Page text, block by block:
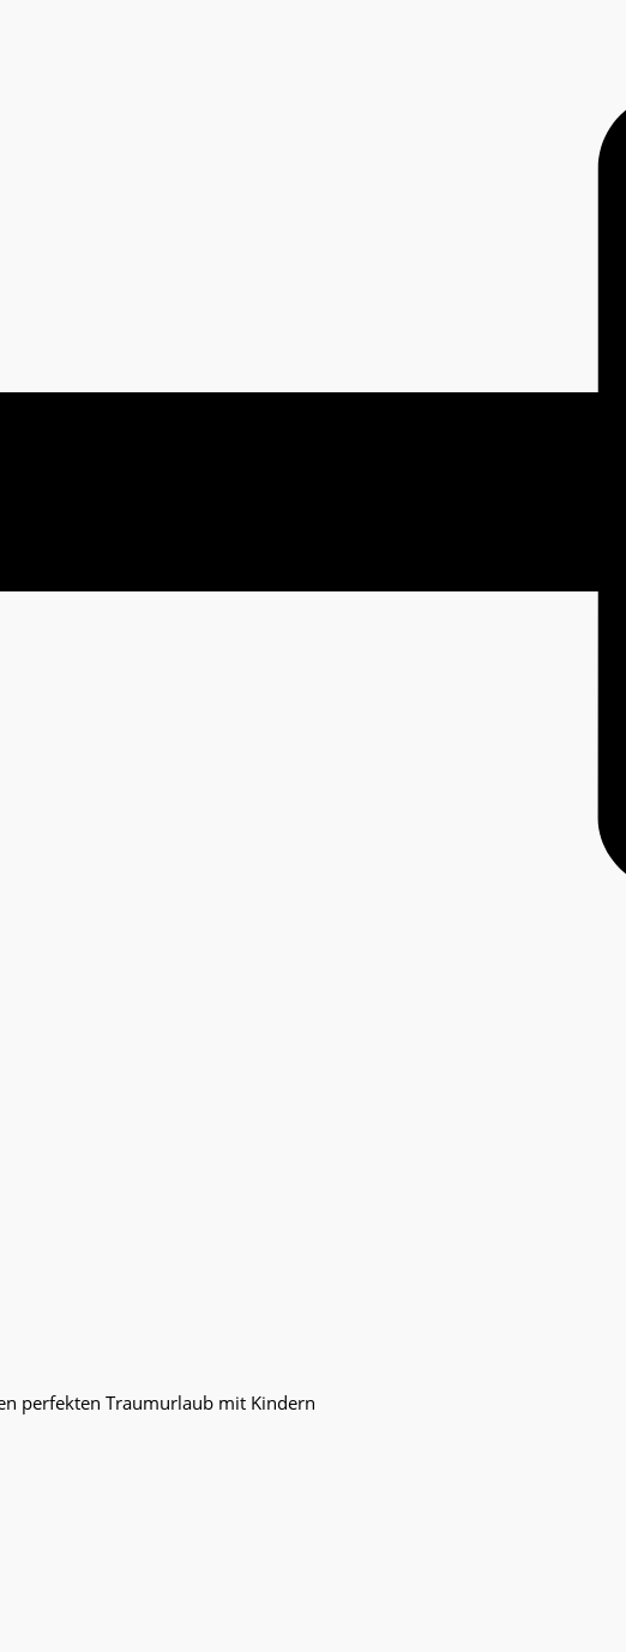
perfekten Traumurlaub mit Kindern